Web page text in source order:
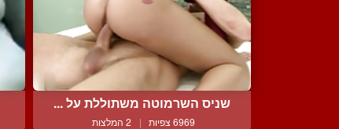
שניס השרמוטה משתוללת על ...
6969 צפיות | 2 המלצות